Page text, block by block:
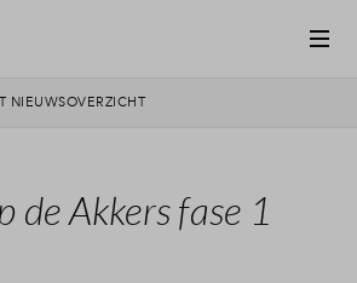
NIEUWSOVERZICHT
de Akkers fase 1